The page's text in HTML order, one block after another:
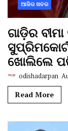
ଆଜିର ଖବର
ଗାଡ଼ିର
ଖୋଲିଲେ
odishadarpan
Read More